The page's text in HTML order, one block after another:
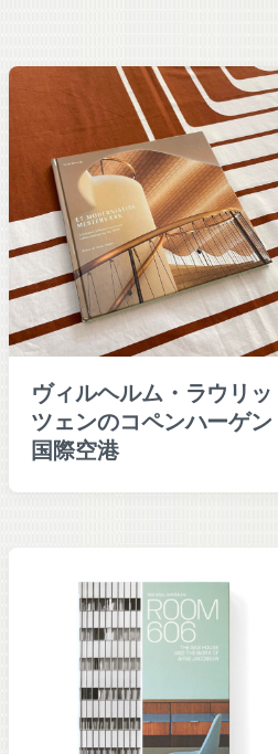
ヴィルヘルム・ラウリッ
ツェンのコペンハーゲン
国際空港